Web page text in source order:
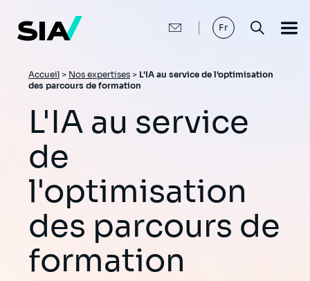
contenu
principal
Fr
Fil
d'Ariane
Accueil > Nos expertises > L'IA au service de l'optimisation
des parcours de formation
L'IA au service
de
l'optimisation
des parcours de
formation